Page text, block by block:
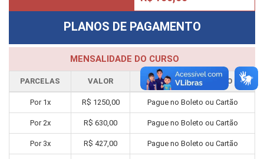
PLANOS DE PAGAMENTO
MENSALIDADE DO CURSO
PARCELAS VALOR FORMA PAGAMENTO
Por 1x R$ 1250,00 Pague no Boleto ou Cartão
Por2x R$ 630,00 Pague no Boleto ou Cartão
Por 3x R$ 427,00 Pague no Boleto ou Cartão